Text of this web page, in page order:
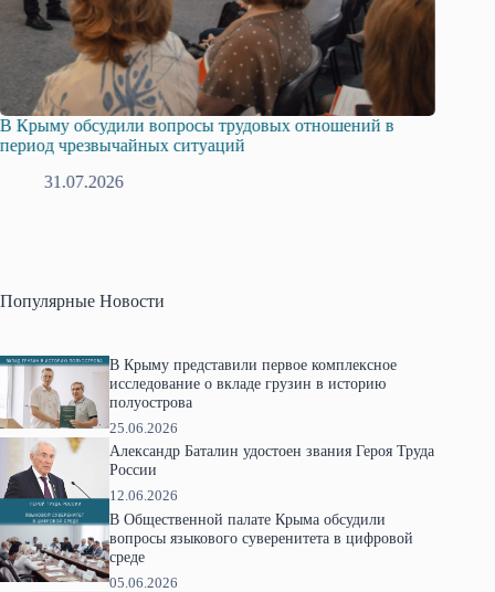
В Крыму обсудили вопросы трудовых отношений в
период чрезвычайных ситуаций
31.07.2026
Популярные Новости
В Крыму представили первое комплексное
исследование о вкладе грузин в историю
полуострова
25.06.2026
Александр Баталин удостоен звания Героя Труда
России
12.06.2026
В Общественной палате Крыма обсудили
вопросы языкового суверенитета в цифровой
среде
05.06.2026